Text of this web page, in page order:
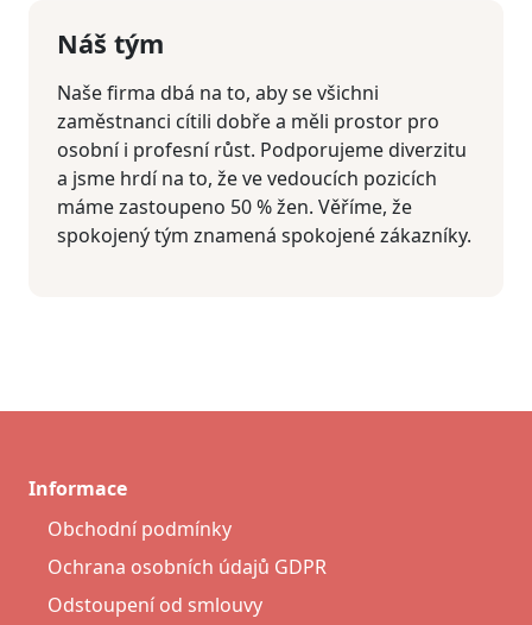
Náš tým
Naše firma dbá na to, aby se všichni
zaměstnanci cítili dobře a měli prostor pro
osobní i profesní růst. Podporujeme diverzitu
a jsme hrdí na to, že ve vedoucích pozicích
máme zastoupeno 50 % žen. Věříme, že
spokojený tým znamená spokojené zákazníky.
Informace
Obchodní podmínky
Ochrana osobních údajů GDPR
Odstoupení od smlouvy